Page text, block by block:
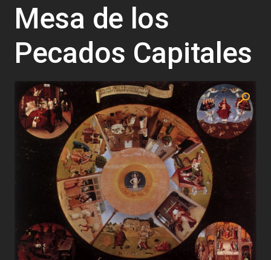
Mesa de los
Pecados Capitales